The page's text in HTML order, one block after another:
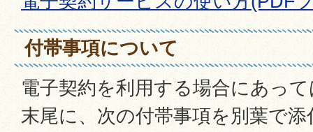
付帯事項について
電子契約を利用する場合にあっ
末尾に、次の付帯事項を別葉で